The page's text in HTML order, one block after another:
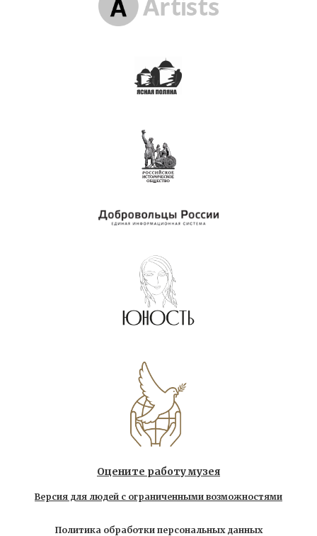
Оцените работу музея
Версия для людей с ограниченными возможностями
Политика обработки персональных данных